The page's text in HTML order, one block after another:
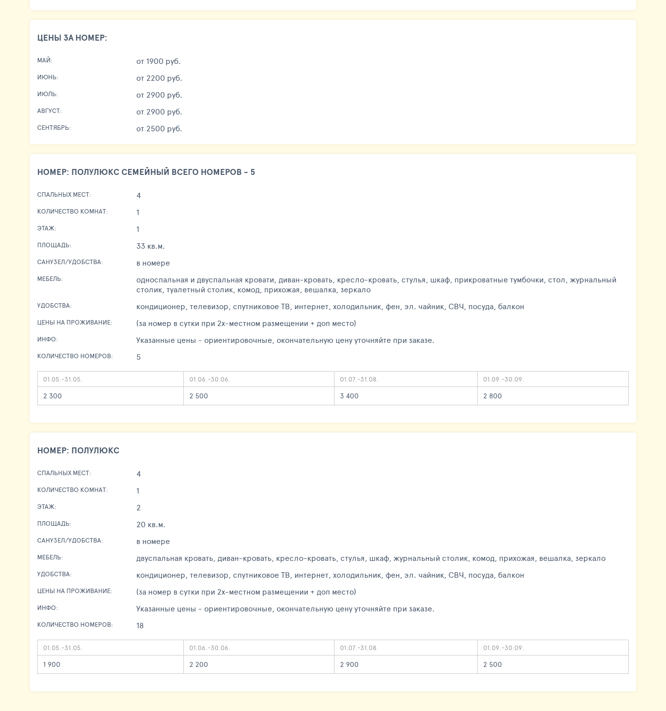
ЦЕНЫ ЗА НОМЕР:
МАЙ: от 1900 руб.
ИЮНЬ: от 2200 руб.
ИЮЛЬ: от 2900 руб.
АВГУСТ: от 2900 руб.
СЕНТЯБРЬ: от 2500 руб.
НОМЕР: ПОЛУЛЮКС СЕМЕЙНЫЙ ВСЕГО НОМЕРОВ - 5
СПАЛЬНЫХ МЕСТ: 4
КОЛИЧЕСТВО КОМНАТ: 1
ЭТАЖ: 1
ПЛОЩАДЬ: 33 кв.м.
САНУЗЕЛ/УДОБСТВА: в номере
МЕБЕЛЬ:
односпальная и двуспальная кровати, диван-кровать, кресло-кровать, стулья, шкаф, прикроватные тумбочки, стол, журнальный
столик, туалетный столик, комод, прихожая, вешалка, зеркало
УДОБСТВА: кондиционер, телевизор, спутниковое ТВ, интернет, холодильник, фен, эл. чайник, СВЧ, посуда, балкон
ЦЕНЫ НА ПРОЖИВАНИЕ: (за номер в сутки при 2х-местном размещении + доп место)
ИНФО: Указанные цены - ориентировочные, окончательную цену уточняйте при заказе.
КОЛИЧЕСТВО НОМЕРОВ: 5
01.05.-31.05. 01.06.-30.06. 01.07.-31.08. 01.09.-30.09.
2 300 2 500 3 400 2 800
НОМЕР: ПОЛУЛЮКС
СПАЛЬНЫХ МЕСТ: 4
КОЛИЧЕСТВО КОМНАТ: 1
ЭТАЖ: 2
ПЛОЩАДЬ: 20 кв.м.
САНУЗЕЛ/УДОБСТВА: в номере
МЕБЕЛЬ: двуспальная кровать, диван-кровать, кресло-кровать, стулья, шкаф, журнальный столик, комод, прихожая, вешалка, зеркало
УДОБСТВА: кондиционер, телевизор, спутниковое ТВ, интернет, холодильник, фен, эл. чайник, СВЧ, посуда, балкон
ЦЕНЫ НА ПРОЖИВАНИЕ: (за номер в сутки при 2х-местном размещении + доп место)
ИНФО: Указанные цены - ориентировочные, окончательную цену уточняйте при заказе.
КОЛИЧЕСТВО НОМЕРОВ: 18
01.05.-31.05. 01.06.-30.06. 01.07.-31.08. 01.09.-30.09.
1 900 2 200 2 900 2 500